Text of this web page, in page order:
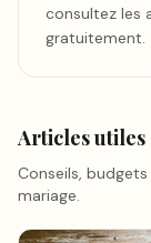
consultez les
gratuitement.
Articles utiles
Conseils,
mariage.